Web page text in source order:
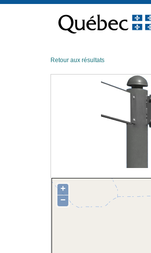
contenu
Retour aux résultats
+
−